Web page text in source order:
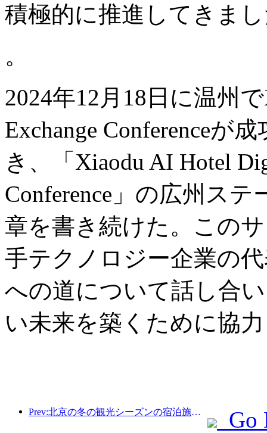
積極的に推進してきま
。
2024年12月18日に温州
Exchange Conferenceが
き、「Xiaodu AI Hotel
Conference」の広州ス
章を書き続けた。この
手テクノロジー企業の
への道について話し合
い未来を築くために協
Prev:北京の冬の観光シーズンの宿泊施設完全ガイド。京能ホテルの新しい中庭が新たな観光ブームを巻き起こす。
Go